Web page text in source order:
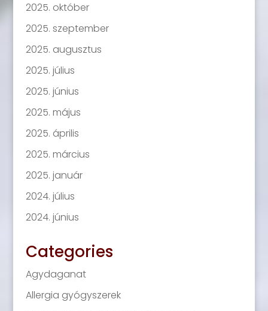
2025. október
2025. szeptember
2025. augusztus
2025. július
2025. június
2025. május
2025. április
2025. március
2025. január
2024. július
2024. június
Categories
Agydaganat
Allergia gyógyszerek